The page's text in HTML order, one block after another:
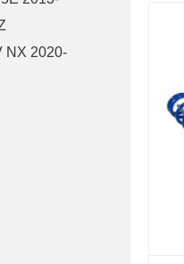
NX 2020-